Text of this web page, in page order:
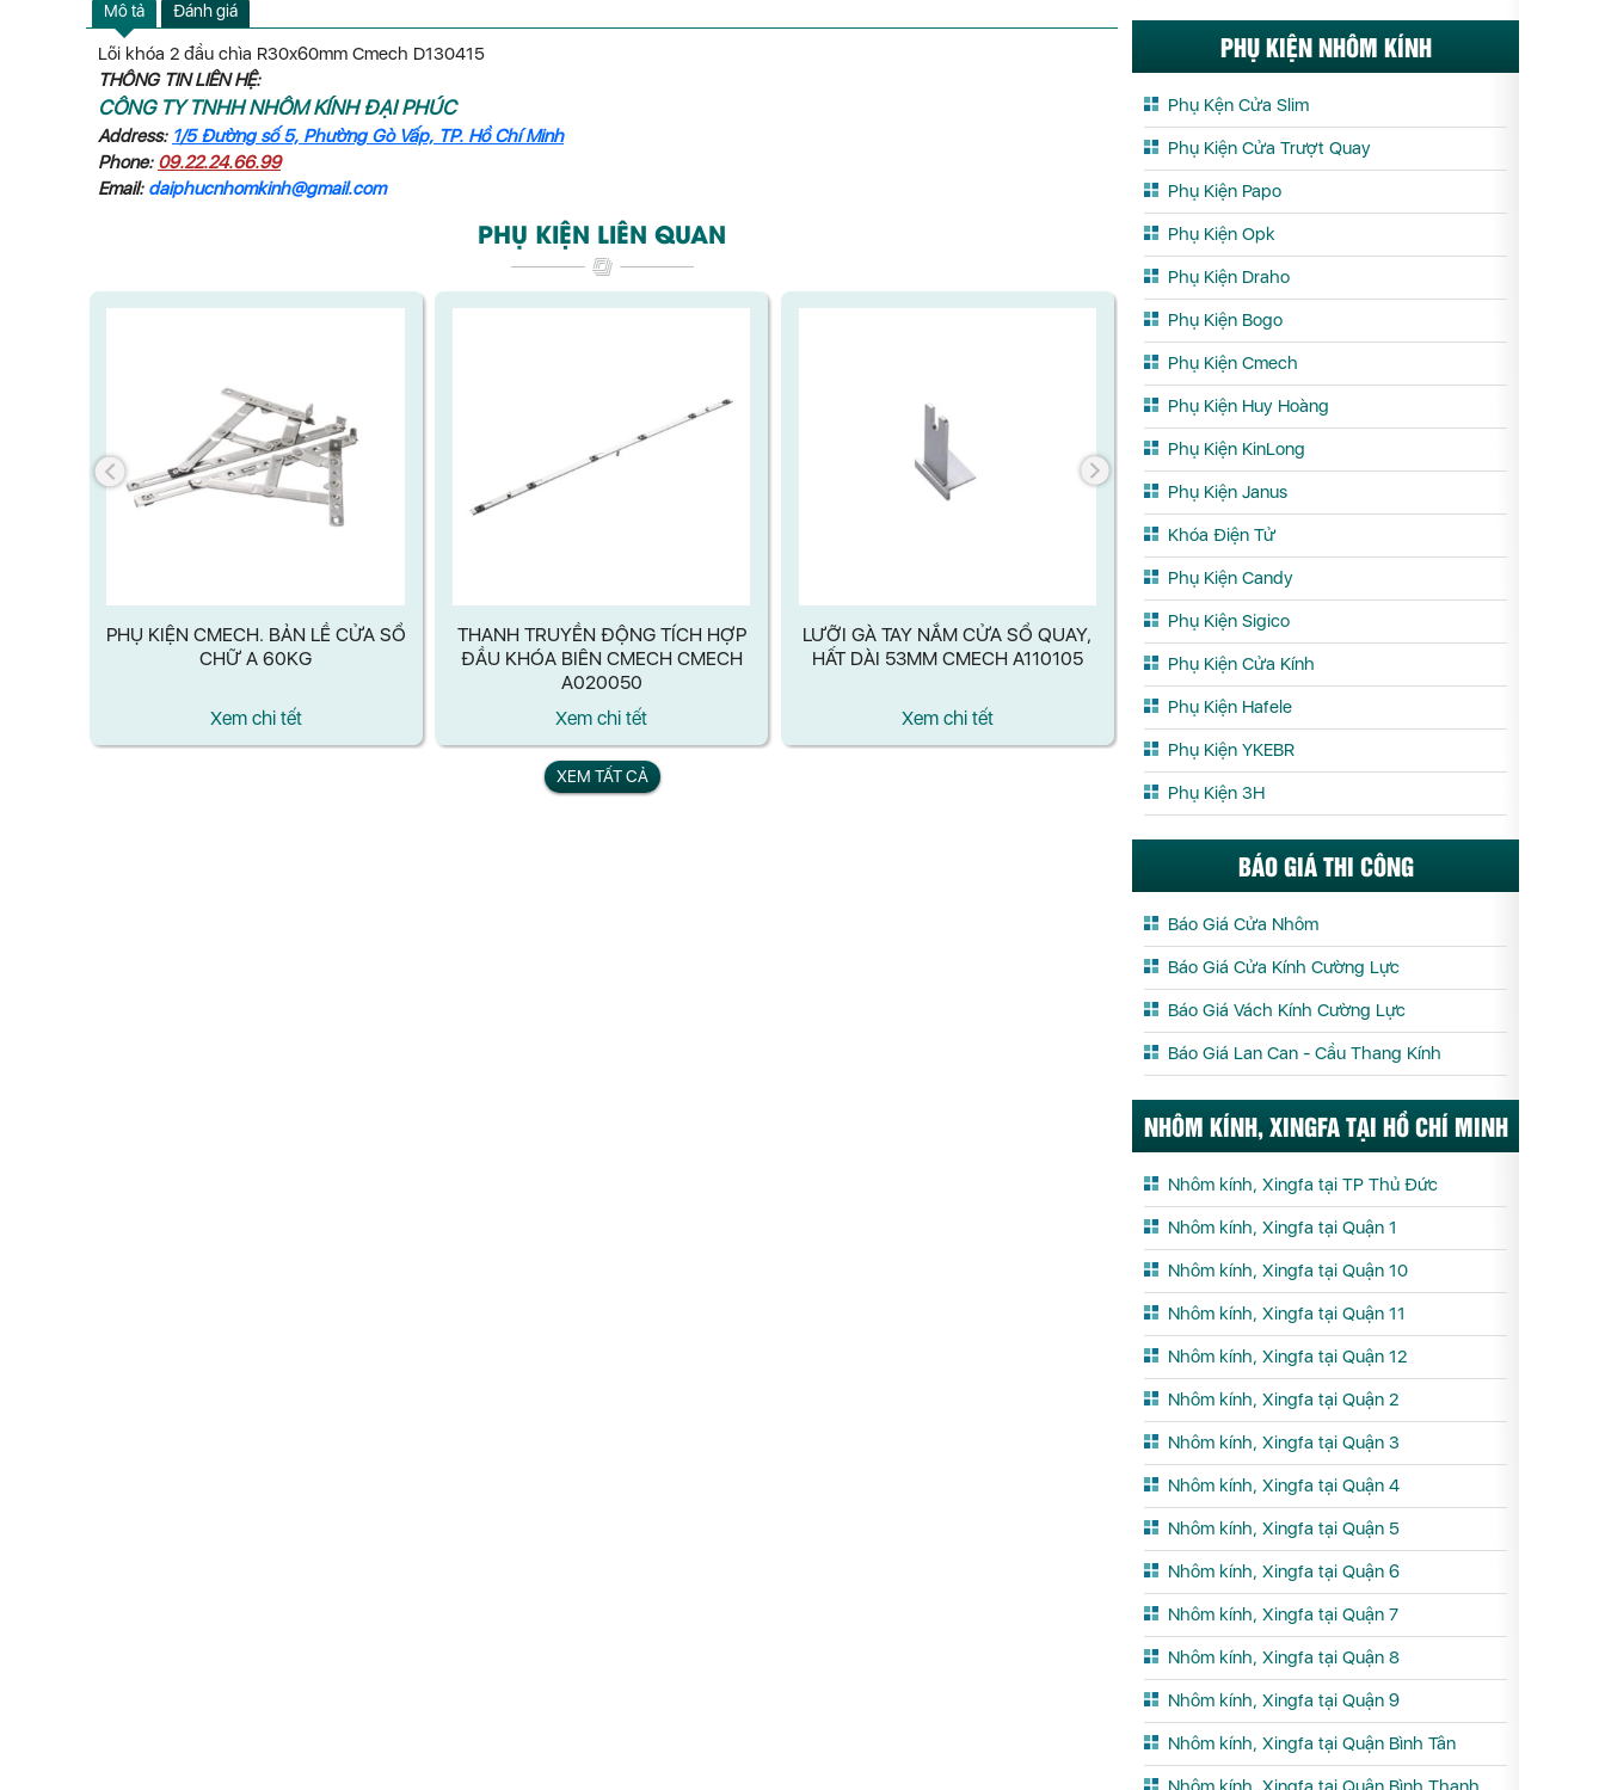
Mô tả Đánh giá
Lõi khóa 2 đầu chìa R30x60mm Cmech D130415
THÔNG TIN LIÊN HỆ:
CÔNG TY TNHH NHÔM KÍNH ĐẠI PHÚC
Address: 1/5 Đường số 5, Phường Gò Vấp, TP. Hồ Chí Minh
Phone: 09.22.24.66.99
Email: daiphucnhomkinh@gmail.com
PHỤ KIỆN LIÊN QUAN
PHỤ KIỆN CMECH. BẢN LỀ CỬA SỔ
CHỮ A 60KG
Xem chi tết
THANH TRUYỀN ĐỘNG TÍCH HỢP
ĐẦU KHÓA BIÊN​ CMECH CMECH
A020050
Xem chi tết
LƯỠI GÀ TAY NẮM CỬA SỔ QUAY,
HẤT DÀI 53MM CMECH A110105
Xem chi tết
ĐẦU BIÊN CHỐT CÁNH PHỤ RỜI
KÍCH THƯỚC 90×19.6 MM CMECH
A070003
Xem chi tết
XEM TẤT CẢ
PHỤ KIỆN NHÔM KÍNH
Phụ Kện Cửa Slim
Phụ Kiện Cửa Trượt Quay
Phụ Kiện Papo
Phụ Kiện Opk
Phụ Kiện Draho
Phụ Kiện Bogo
Phụ Kiện Cmech
Phụ Kiện Huy Hoàng
Phụ Kiện KinLong
Phụ Kiện Janus
Khóa Điện Tử
Phụ Kiện Candy
Phụ Kiện Sigico
Phụ Kiện Cửa Kính
Phụ Kiện Hafele
Phụ Kiện YKEBR
Phụ Kiện 3H
BÁO GIÁ THI CÔNG
Báo Giá Cửa Nhôm
Báo Giá Cửa Kính Cường Lực
Báo Giá Vách Kính Cường Lực
Báo Giá Lan Can - Cầu Thang Kính
NHÔM KÍNH, XINGFA TẠI HỒ CHÍ MINH
Nhôm kính, Xingfa tại TP Thủ Đức
Nhôm kính, Xingfa tại Quận 1
Nhôm kính, Xingfa tại Quận 10
Nhôm kính, Xingfa tại Quận 11
Nhôm kính, Xingfa tại Quận 12
Nhôm kính, Xingfa tại Quận 2
Nhôm kính, Xingfa tại Quận 3
Nhôm kính, Xingfa tại Quận 4
Nhôm kính, Xingfa tại Quận 5
Nhôm kính, Xingfa tại Quận 6
Nhôm kính, Xingfa tại Quận 7
Nhôm kính, Xingfa tại Quận 8
Nhôm kính, Xingfa tại Quận 9
Nhôm kính, Xingfa tại Quận Bình Tân